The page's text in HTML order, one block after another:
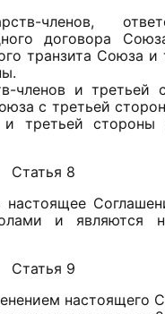
членов,
договора
транзита Союза и
членов и
с третьей
третьей стороны
Статья 8
и являются
Статья 9
настоящего